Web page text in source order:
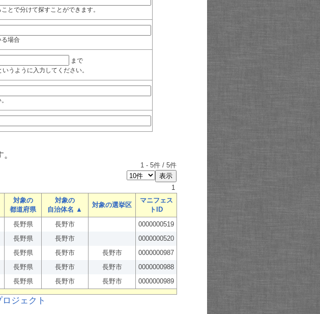
とで分けて探すことができます。
場合
まで
ように入力してください。
1 - 5件 / 5件
1
対象の
都道府県
対象の
自治体名 ▲
対象の選挙区
マニフェス
トID
長野県 長野市
0000000519
長野県 長野市
0000000520
長野県 長野市 長野市
0000000987
長野県 長野市 長野市
0000000988
長野県 長野市 長野市 0000000989